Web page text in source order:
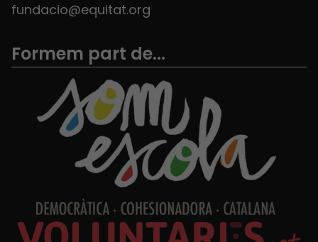
fundacio@equitat.org
Formem part de...